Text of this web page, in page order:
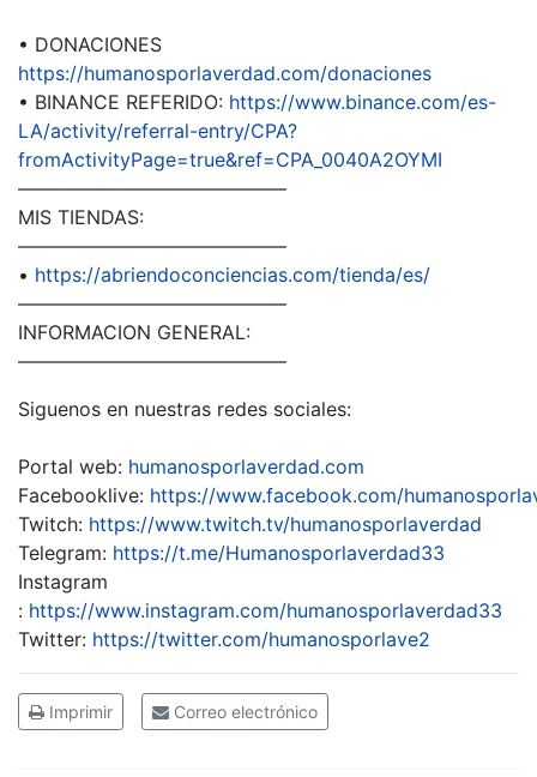
• DONACIONES
https://humanosporlaverdad.com/donaciones
• BINANCE REFERIDO: https://www.binance.com/es-
LA/activity/referral-entry/CPA?
fromActivityPage=true&ref=CPA_0040A2OYMI
——————————————
MIS TIENDAS:
——————————————
• https://abriendoconciencias.com/tienda/es/
——————————————
INFORMACION GENERAL:
——————————————
Siguenos en nuestras redes sociales:
Portal web: humanosporlaverdad.com
Facebooklive: https://www.facebook.com/
Twitch: https://www.twitch.tv/humanosporlaverdad
Telegram: https://t.me/Humanosporlaverdad33
Instagram
: https://www.instagram.com/humanosporlaverdad33
Twitter: https://twitter.com/humanosporlave2
Imprimir Correo electrónico